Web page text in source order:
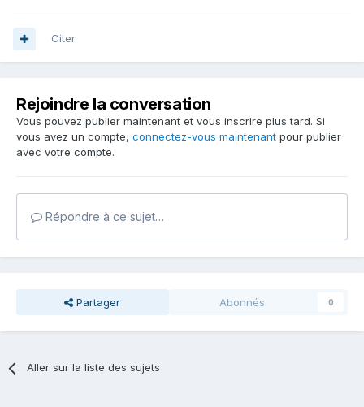
Citer
Rejoindre la conversation
Vous pouvez publier maintenant et vous inscrire plus tard. Si
vous avez un compte, connectez-vous maintenant pour publier
avec votre compte.
Répondre à ce sujet…
Partager Abonnés 0
Aller sur la liste des sujets